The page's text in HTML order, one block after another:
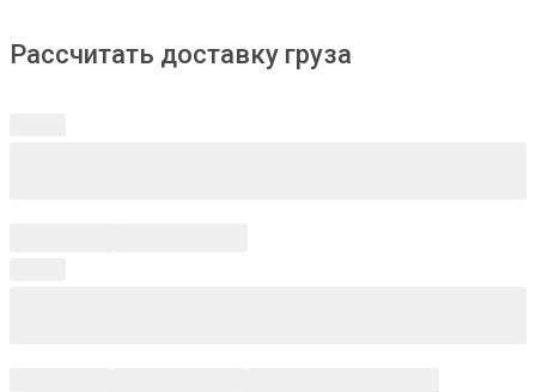
Рассчитать доставку груза